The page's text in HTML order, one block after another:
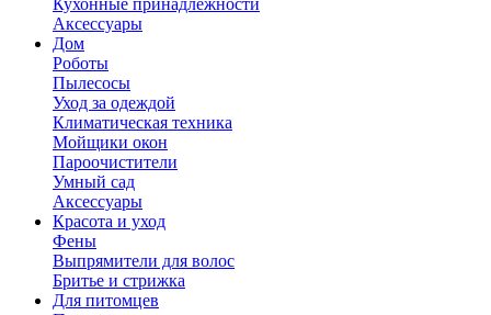
Аксессуары
Дом
Роботы
Пылесосы
Уход за одеждой
Климатическая техника
Мойщики окон
Пароочистители
Умный сад
Аксессуары
Красота и уход
Фены
Выпрямители для волос
Бритье и стрижка
Для питомцев